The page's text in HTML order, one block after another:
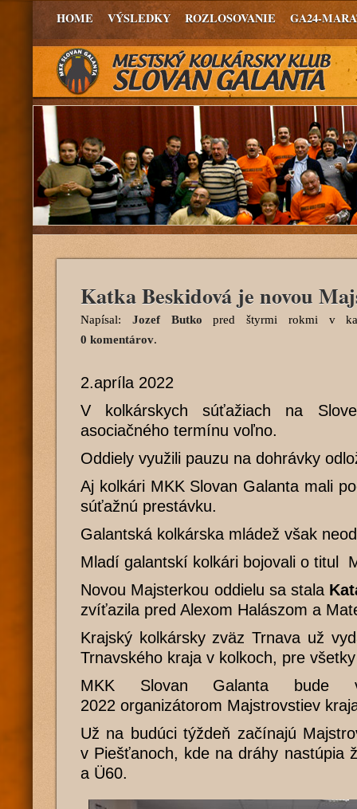
HOME VÝSLEDKY ROZLOSOVANIE GA24-
Katka Beskidová je novou
Napísal: Jozef Butko pred štyrmi rokmi v
0 komentárov.
2.apríla 2022
V kolkárskych súťažiach na
asociačného termínu voľno.
Oddiely využili pauzu na dohrávky
Aj kolkári MKK Slovan Galanta mali
súťažnú prestávku.
Galantská kolkárska mládež však
Mladí galantskí kolkári bojovali o titul
Novou Majsterkou oddielu sa stala
zvíťazila pred Alexom Halászom a
Krajský kolkársky zväz Trnava už
Trnavského kraja v kolkoch, pre
MKK Slovan Galanta bude
2022 organizátorom Majstrovstiev
Už na budúci týždeň začínajú
v Piešťanoch, kde na dráhy nastúpia
a Ü60.